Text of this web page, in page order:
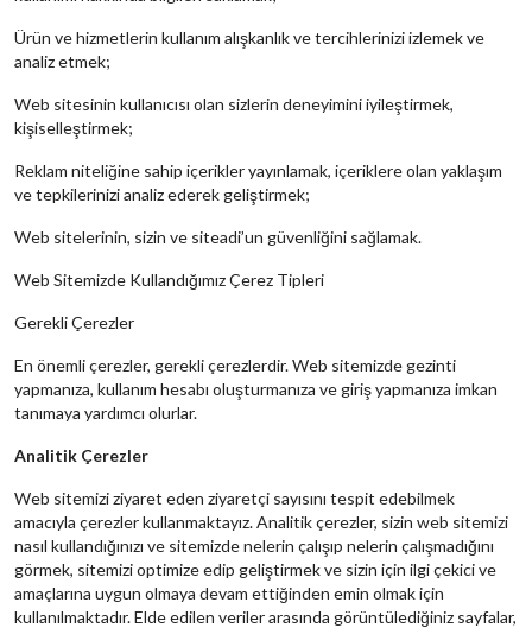
Ürün ve hizmetlerin kullanım alışkanlık ve tercihlerinizi izlemek ve
analiz etmek;
Web sitesinin kullanıcısı olan sizlerin deneyimini iyileştirmek,
kişiselleştirmek;
Reklam niteliğine sahip içerikler yayınlamak, içeriklere olan yaklaşım
ve tepkilerinizi analiz ederek geliştirmek;
Web sitelerinin, sizin ve siteadi’un güvenliğini sağlamak.
Web Sitemizde Kullandığımız Çerez Tipleri
Gerekli Çerezler
En önemli çerezler, gerekli çerezlerdir. Web sitemizde gezinti
yapmanıza, kullanım hesabı oluşturmanıza ve giriş yapmanıza imkan
tanımaya yardımcı olurlar.
Analitik Çerezler
Web sitemizi ziyaret eden ziyaretçi sayısını tespit edebilmek
amacıyla çerezler kullanmaktayız. Analitik çerezler, sizin web sitemizi
nasıl kullandığınızı ve sitemizde nelerin çalışıp nelerin çalışmadığını
görmek, sitemizi optimize edip geliştirmek ve sizin için ilgi çekici ve
amaçlarına uygun olmaya devam ettiğinden emin olmak için
kullanılmaktadır. Elde edilen veriler arasında görüntülediğiniz sayfalar,